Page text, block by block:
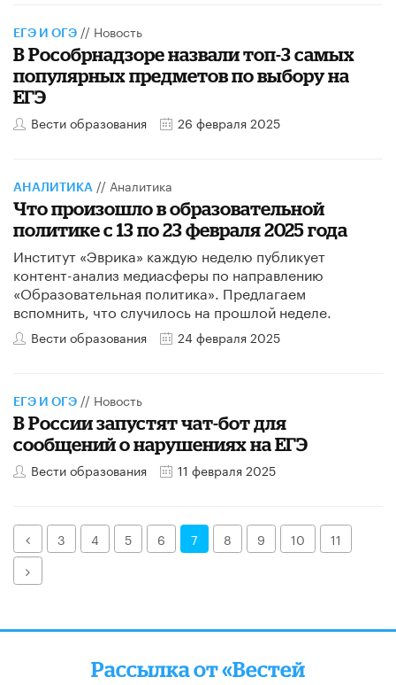
ЕГЭ И ОГЭ // Новость
В Рособрнадзоре назвали топ-3 самых
популярных предметов по выбору на
ЕГЭ
Вести образования 26 февраля 2025
АНАЛИТИКА // Аналитика
Что произошло в образовательной
политике с 13 по 23 февраля 2025 года
Институт «Эврика» каждую неделю публикует
контент-анализ медиасферы по направлению
«Образовательная политика». Предлагаем
вспомнить, что случилось на прошлой неделе.
Вести образования 24 февраля 2025
ЕГЭ И ОГЭ // Новость
В России запустят чат-бот для
сообщений о нарушениях на ЕГЭ
Вести образования 11 февраля 2025
Назад
3 4 5 6 7 8 9 10
11
Далее
Рассылка от «Вестей